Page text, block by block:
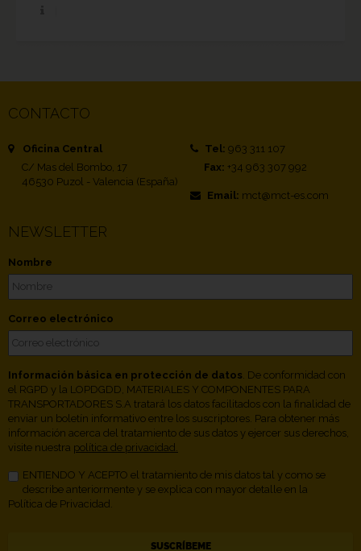
CONTACTO
Oficina Central
C/ Mas del Bombo, 17
46530 Puzol - Valencia (España)
Tel: 963 311 107
Fax: +34 963 307 992
Email: mct@mct-es.com
NEWSLETTER
Nombre
Correo electrónico
Información básica en protección de datos . De conformidad con
el RGPD y la LOPDGDD, MATERIALES Y COMPONENTES PARA
TRANSPORTADORES S.A tratará los datos facilitados con la finalidad de
enviar un boletín informativo entre los suscriptores. Para obtener más
información acerca del tratamiento de sus datos y ejercer sus derechos,
visite nuestra política de privacidad.
ENTIENDO Y ACEPTO el tratamiento de mis datos tal y como se
describe anteriormente y se explica con mayor detalle en la
Política de Privacidad.